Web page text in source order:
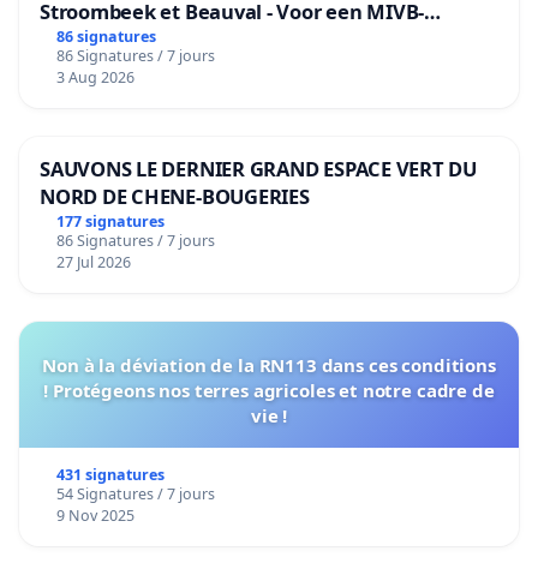
Stroombeek et Beauval - Voor een MIVB-
bediening van de wijken Strombeek en Het
Voor
86 signatures
86 Signatures / 7 jours
3 Aug 2026
SAUVONS LE DERNIER GRAND ESPACE VERT DU
NORD DE CHENE-BOUGERIES
177 signatures
86 Signatures / 7 jours
27 Jul 2026
Non à la déviation de la RN113 dans ces conditions
! Protégeons nos terres agricoles et notre cadre de
vie !
431 signatures
54 Signatures / 7 jours
9 Nov 2025